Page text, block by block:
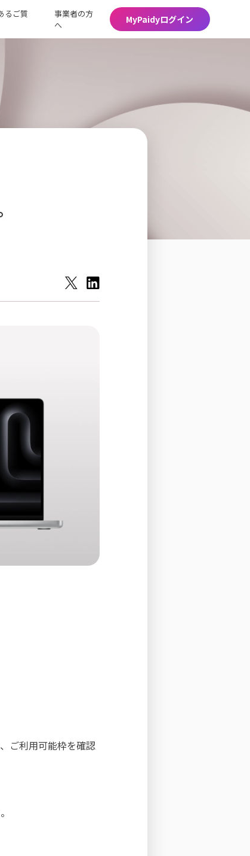
るご質
事業者の方
へ
MyPaidyログイン
ご利用可能枠を確認